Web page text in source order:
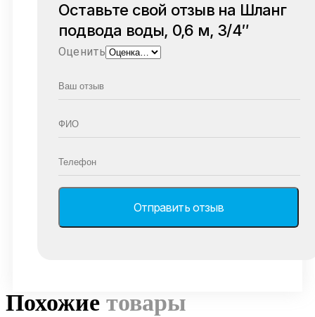
Оставьте свой отзыв на Шланг
подвода воды, 0,6 м, 3/4″
Оценить
Похожие товары